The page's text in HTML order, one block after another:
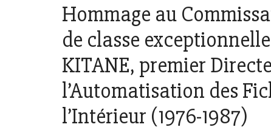
Hommage au
de classe
KITANE, premier
l’Automatisation des
l’Intérieur (1976-1987)